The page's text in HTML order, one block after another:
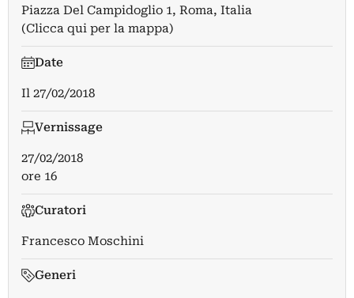
Piazza Del Campidoglio 1, Roma, Italia
(Clicca qui per la mappa)
Date
Il 27/02/2018
Vernissage
27/02/2018
ore 16
Curatori
Francesco Moschini
Generi